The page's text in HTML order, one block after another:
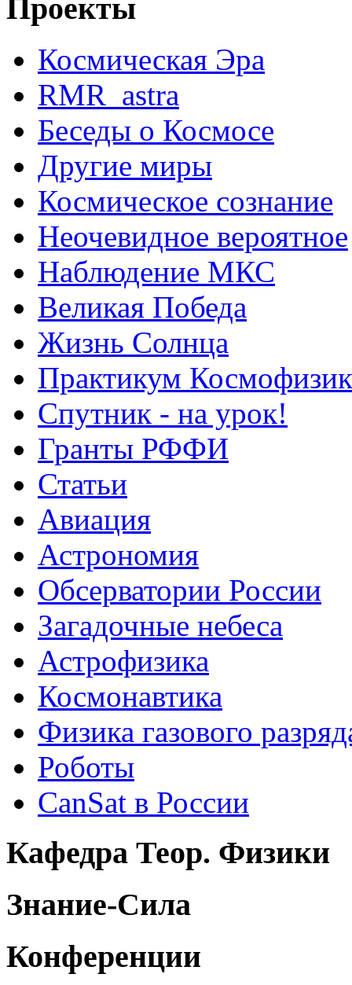
Проекты
Космическая Эра
RMR_astra
Беседы о Космосе
Другие миры
Космическое сознание
Неочевидное вероятное
Наблюдение МКС
Великая Победа
Жизнь Солнца
Практикум
Спутник - на урок!
Гранты РФФИ
Статьи
Авиация
Астрономия
Обсерватории России
Загадочные небеса
Астрофизика
Космонавтика
Физика газового
Роботы
CanSat в России
Кафедра Теор. Физики
Знание-Сила
Конференции